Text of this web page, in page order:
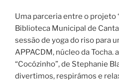
Uma parceria entre o projeto
Biblioteca Municipal de
sessão de yoga do riso para
APPACDM, núcleo da Tocha.
“Cocózinho”, de Stephanie
divertimos, respirámos e